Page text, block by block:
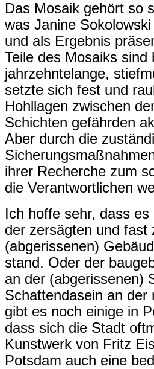
Das Mosaik gehört so
was Janine
und als Ergebnis
Teile des Mosaiks
jahrzehntelange,
setzte sich fest und
Hohllagen zwischen
Schichten gefährden
Aber durch die
ihrer Recherche zum
die Verantwortlichen
Ich hoffe sehr, dass
der zersägten und fast
(abgerissenen)
stand. Oder der
an der (abgerissenen)
Schattendasein an der
gibt es noch einige in
dass sich die Stadt
Kunstwerk von Fritz
Potsdam auch eine